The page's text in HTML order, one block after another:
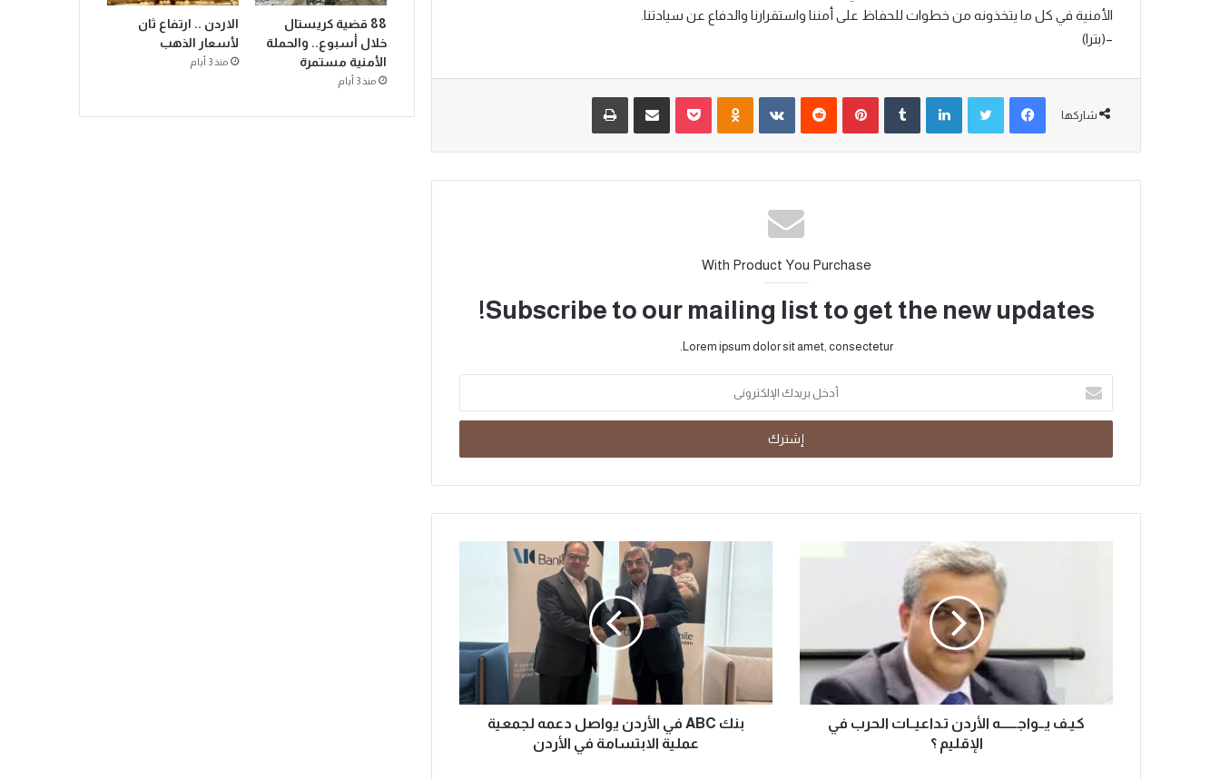
الأمنية في كل ما يتخذونه من خطوات للحفاظ على أمننا واستقرارنا والدفاع عن سيادتنا.
–(بترا)
شاركها
With Product You Purchase
Subscribe to our mailing list to get the new updates!
Lorem ipsum dolor sit amet, consectetur.
كيـف يــواجــــــه الأردن تـداعيــات الحرب في
الإقليم ؟
بنك ABC في الأردن يواصل دعمه لجمعية
عملية الابتسامة في الأردن
88 قضية كريستال
خلال أسبوع.. والحملة
الأمنية مستمرة
منذ 3 أيام
الاردن .. ارتفاع ثان
لأسعار الذهب
منذ 3 أيام